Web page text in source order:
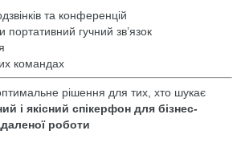
та конференцій
гучний зв’язок
командах
рішення для тих, хто шукає
і якісний спікерфон для бізнес-
роботи